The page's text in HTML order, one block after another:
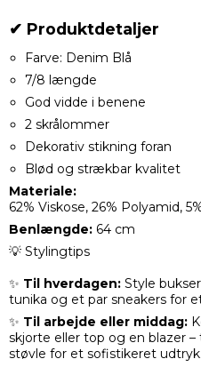
✔ Produktdetaljer
Farve: Denim Blå
7/8 længde
God vidde i benene
2 skrålommer
Dekorativ stikning foran
Blød og strækbar kvalitet
Materiale:
62% Viskose, 26% Polyamid,
Benlængde: 64 cm
💡 Stylingtips
✨ Til hverdagen: Style
tunika og et par sneakers for
✨ Til arbejde eller middag:
skjorte eller top og en blazer
støvle for et sofistikeret udtryk.